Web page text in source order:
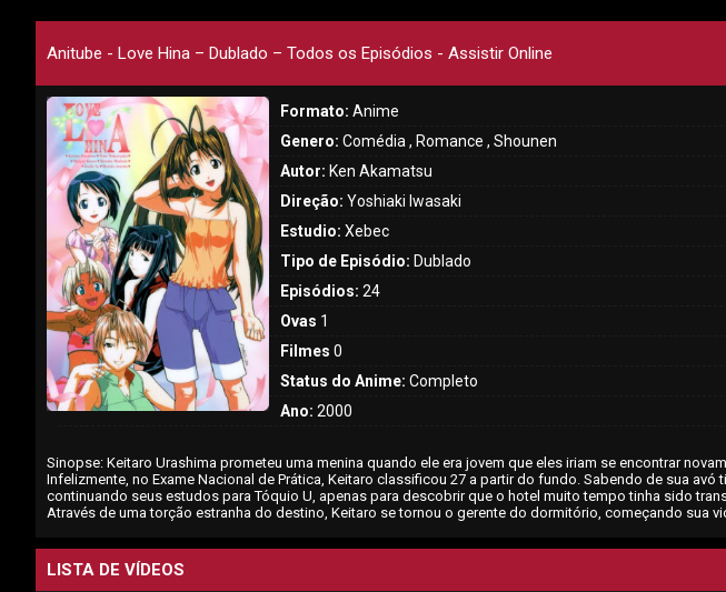
Anitube - Love Hina – Dublado – Todos os Episódios - Assistir Online
Formato: Anime
Genero: Comédia , Romance , Shounen
Autor: Ken Akamatsu
Direção: Yoshiaki Iwasaki
Estudio: Xebec
Tipo de Episódio: Dublado
Episódios: 24
Ovas 1
Filmes 0
Status do Anime: Completo
Ano: 2000
Sinopse: Keitaro Urashima prometeu uma menina quando ele era jovem que eles iriam se encontrar
Infelizmente, no Exame Nacional de Prática, Keitaro classificou 27 a partir do fundo. Sabendo de sua avó
continuando seus estudos para Tóquio U, apenas para descobrir que o hotel muito tempo tinha sido
Através de uma torção estranha do destino, Keitaro se tornou o gerente do dormitório, começando sua
LISTA DE VÍDEOS